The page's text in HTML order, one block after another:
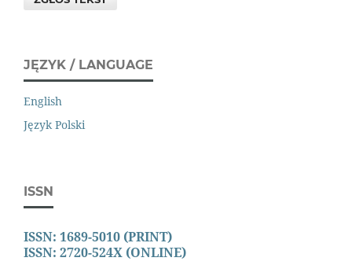
JĘZYK / LANGUAGE
English
Język Polski
ISSN
ISSN: 1689-5010 (PRINT)
ISSN: 2720-524X (ONLINE)